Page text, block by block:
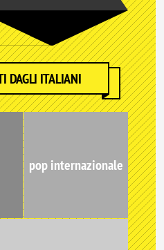
DAGLI ITALIANI
pop internazionale